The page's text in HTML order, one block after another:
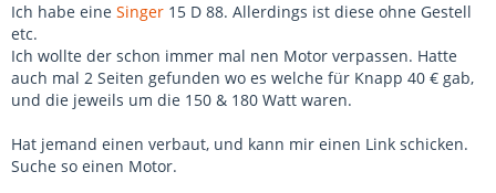
Ich habe eine Singer 15 D 88. Allerdings ist diese ohne Gestell
etc.
Ich wollte der schon immer mal nen Motor verpassen. Hatte
auch mal 2 Seiten gefunden wo es welche für Knapp 40 € gab,
und die jeweils um die 150 & 180 Watt waren.
Hat jemand einen verbaut, und kann mir einen Link schicken.
Suche so einen Motor.